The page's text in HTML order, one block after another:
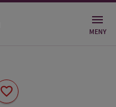
MENY
favorite